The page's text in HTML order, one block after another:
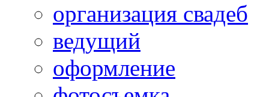
организация свадеб
ведущий
оформление